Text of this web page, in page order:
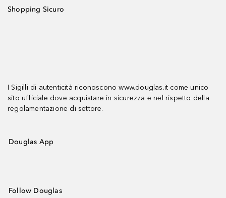
Shopping Sicuro
I Sigilli di autenticità riconoscono www.douglas.it come unico
sito ufficiale dove acquistare in sicurezza e nel rispetto della
regolamentazione di settore.
Douglas App
Follow Douglas